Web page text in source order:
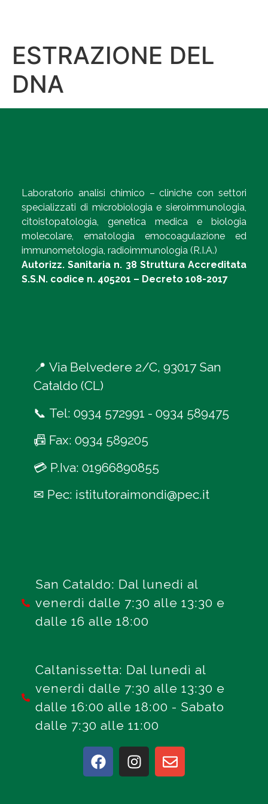
ESTRAZIONE DEL
DNA
Laboratorio analisi chimico – cliniche con settori
specializzati di microbiologia e sieroimmunologia,
citoistopatologia, genetica medica e biologia
molecolare, ematologia emocoagulazione ed
immunometologia, radioimmunologia (R.I.A.)
Autorizz. Sanitaria n. 38 Struttura Accreditata
S.S.N. codice n. 405201 – Decreto 108-2017
📍 Via Belvedere 2/C, 93017 San
Cataldo (CL)
📞 Tel: 0934 572991 - 0934 589475
📠 Fax: 0934 589205
💳 P.Iva: 01966890855
✉ Pec: istitutoraimondi@pec.it
San Cataldo: Dal lunedi al
venerdì dalle 7:30 alle 13:30 e
dalle 16 alle 18:00
Caltanissetta: Dal lunedì al
venerdì dalle 7:30 alle 13:30 e
dalle 16:00 alle 18:00 - Sabato
dalle 7:30 alle 11:00